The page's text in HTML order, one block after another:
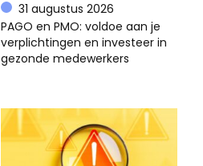
31 augustus 2026
PAGO en PMO: voldoe aan je
verplichtingen en investeer in
gezonde medewerkers